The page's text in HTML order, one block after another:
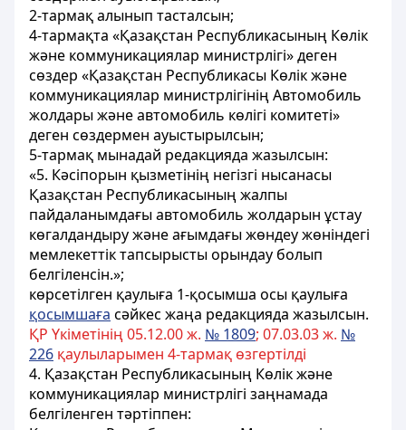
2-тармақ алынып тасталсын;
4-тармақта «Қазақстан Республикасының Көлік
және коммуникациялар министрлігі» деген
сөздер «Қазақстан Республикасы Көлiк және
коммуникациялар министрлігінiң Автомобиль
жолдары және автомобиль көлiгi комитетi»
деген сөздермен ауыстырылсын;
5-тармақ мынадай редакцияда жазылсын:
«5. Кәсiпорын қызметiнiң негiзгі нысанасы
Қазақстан Республикасының жалпы
пайдаланымдағы автомобиль жолдарын ұстау
көгалдандыру және ағымдағы жөндеу жөніндегі
мемлекеттік тапсырысты орындау болып
белгiленсiн.»;
көрсетiлген қаулыға 1-қосымша осы қаулыға
қосымшаға сәйкес жаңа редакцияда жазылсын.
ҚР Үкіметінің 05.12.00 ж. № 1809; 07.03.03 ж. №
226 қаулыларымен 4-тармақ өзгертілді
4. Қазақстан Республикасының Көлiк және
коммуникациялар министрлiгі заңнамада
белгiленген тәртіппен: